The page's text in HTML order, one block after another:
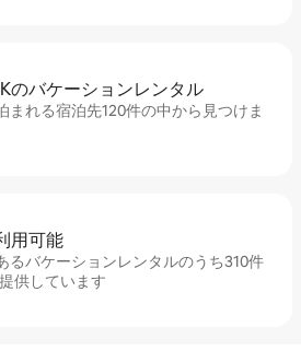
のバ⁠ケ⁠ー⁠シ⁠ョ⁠ンレ⁠ン⁠タ⁠ル
まれる宿泊先120件の中から見つけま
用⁠可⁠能
るバケーションレンタルのうち310件
供しています